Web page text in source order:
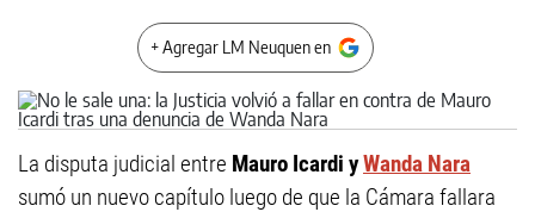
+ Agregar LM Neuquen en
La disputa judicial entre Mauro Icardi yWanda Nara
sumó un nuevo capítulo luego de que la Cámara fallara